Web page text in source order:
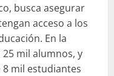
busca asegurar
acceso a los
En la
mil alumnos, y
8 mil estudiantes